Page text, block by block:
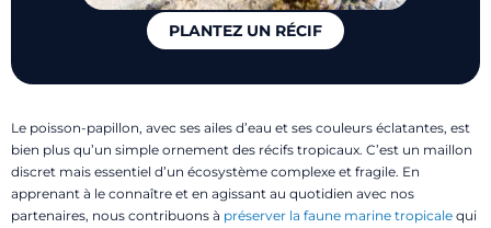
PLANTEZ UN RÉCIF
Le poisson-papillon, avec ses ailes d’eau et ses couleurs éclatantes, est
bien plus qu’un simple ornement des récifs tropicaux. C’est un maillon
discret mais essentiel d’un écosystème complexe et fragile. En
apprenant à le connaître et en agissant au quotidien avec nos
partenaires, nous contribuons à préserver la faune marine tropicale qui